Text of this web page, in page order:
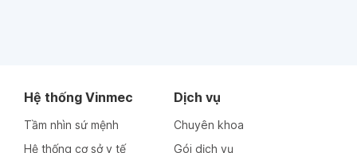
Hệ thống Vinmec
Tầm nhìn sứ mệnh
Hệ thống cơ sở y tế
Dịch vụ
Chuyên khoa
Gói dịch vụ